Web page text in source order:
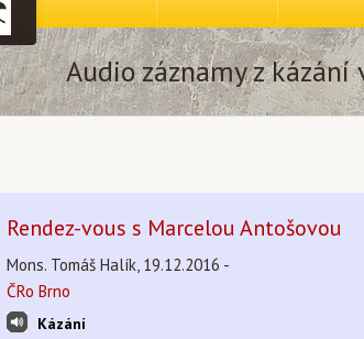
Audio záznamy z
Rendez-vous s Marcelou Antošovou
Mons. Tomáš Halík, 19.12.2016 -
ČRo Brno
Kázání